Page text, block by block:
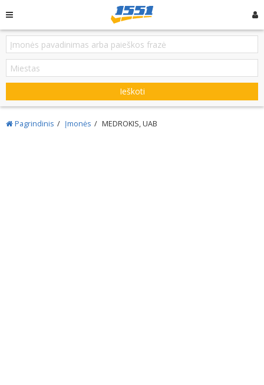
Ieškoti
Pagrindinis Įmonės MEDROKIS, UAB